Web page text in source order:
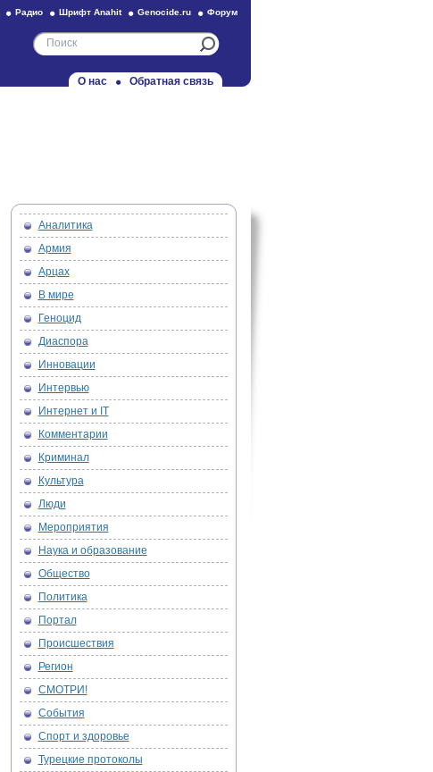
Радио Шрифт Anahit Genocide.ru Форум
О нас Обратная связь
Аналитика
Армия
Арцах
В мире
Геноцид
Диаспора
Инновации
Интервью
Интернет и IT
Комментарии
Криминал
Культура
Люди
Мероприятия
Наука и образование
Общество
Политика
Портал
Происшествия
Регион
СМОТРИ!
События
Спорт и здоровье
Турецкие протоколы